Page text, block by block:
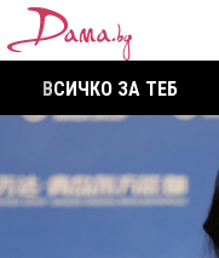
ВСИЧКО ЗА ТЕБ